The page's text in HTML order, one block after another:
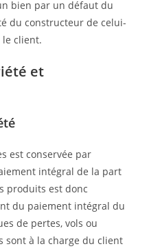
bien par un défaut du
du constructeur de celui-
client.
et
est conservée par
intégral de la part
produits est donc
du paiement intégral du
de pertes, vols ou
sont à la charge du client